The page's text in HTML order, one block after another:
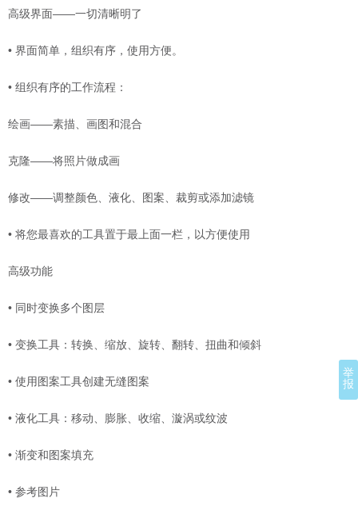
高级界面——一切清晰明了
• 界面简单，组织有序，使用方便。
• 组织有序的工作流程：
绘画——素描、画图和混合
克隆——将照片做成画
修改——调整颜色、液化、图案、裁剪或添加滤镜
• 将您最喜欢的工具置于最上面一栏，以方便使用
高级功能
• 同时变换多个图层
• 变换工具：转换、缩放、旋转、翻转、扭曲和倾斜
• 使用图案工具创建无缝图案
• 液化工具：移动、膨胀、收缩、漩涡或纹波
• 渐变和图案填充
• 参考图片
举
报